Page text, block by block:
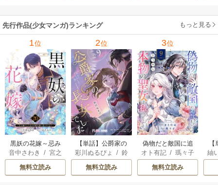
先行作品(少女マンガ)ランキング もっと見る
1位
黒妖の花嫁～忌み
嫌われた私が冷酷
大尉に愛されるま
で～
音中さわき /宮之
みやこ
無料立読み
2位
【単話】公爵家の
長女でした
彩川ぬるぴょ /鈴
音さや/
無料立読み
3位
偽物だと敵国に追
放されましたが、
どうやら本物の聖
女は私のようで
オト有記 /瑪々子
無料立読み
ら
紬